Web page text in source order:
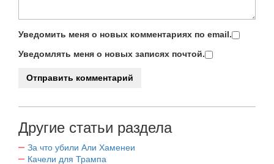
Уведомить меня о новых комментариях по email.
Уведомлять меня о новых записях почтой.
Другие статьи раздела
За что убили Али Хаменеи
Качели для Трампа